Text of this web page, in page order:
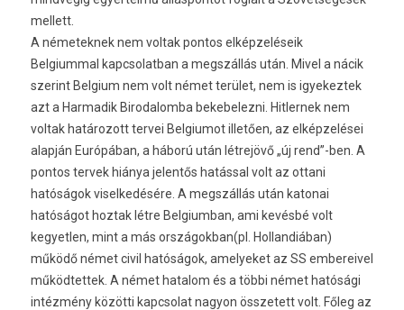
mellett.
A németeknek nem voltak pontos elképzeléseik
Belgiummal kapcsolatban a megszállás után. Mivel a nácik
szerint Belgium nem volt német terület, nem is igyekeztek
azt a Harmadik Birodalomba bekebelezni. Hitlernek nem
voltak határozott tervei Belgiumot illetően, az elképzelései
alapján Európában, a háború után létrejövő „új rend”-ben. A
pontos tervek hiánya jelentős hatással volt az ottani
hatóságok viselkedésére. A megszállás után katonai
hatóságot hoztak létre Belgiumban, ami kevésbé volt
kegyetlen, mint a más országokban(pl. Hollandiában)
működő német civil hatóságok, amelyeket az SS embereivel
működtettek. A német hatalom és a többi német hatósági
intézmény közötti kapcsolat nagyon összetett volt. Főleg az